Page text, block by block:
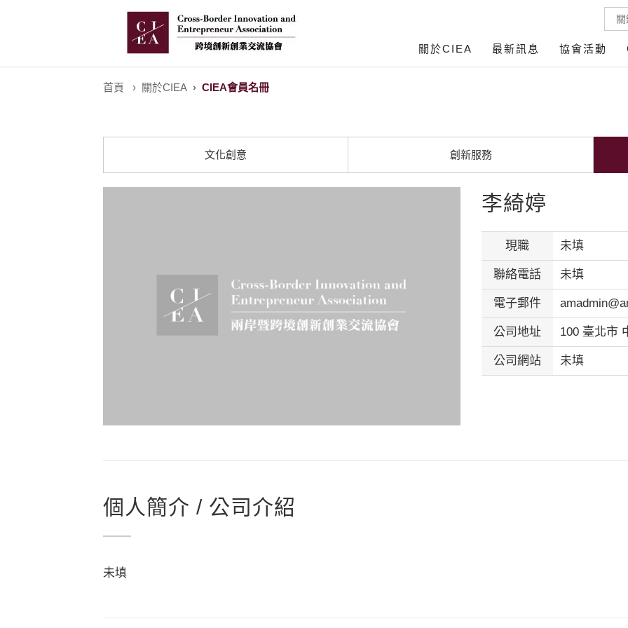
關於CIEA 最新訊息 協會活動
首頁 關於CIEA CIEA會員名冊
文化創意 創新服務
李綺婷
現職 未填
聯絡電話 未填
電子郵件
公司地址 100 臺北市
公司網站 未填
個人簡介 / 公司介紹
未填